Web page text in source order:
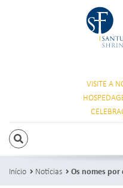
VISITE A
PESQUISAR
Início Notícias Os nomes